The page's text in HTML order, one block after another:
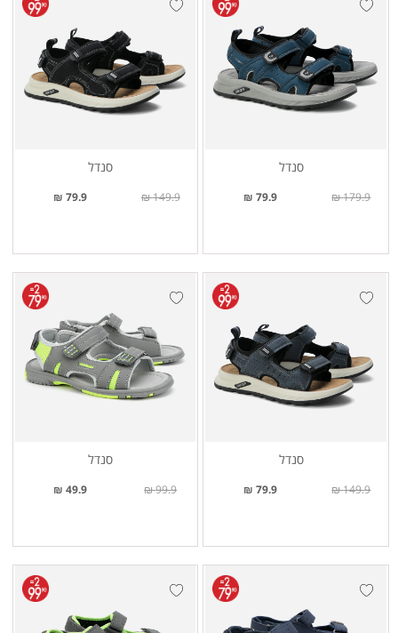
סנדל
79.9 ₪ 179.9 ₪
סנדל
79.9 ₪ 149.9 ₪
סנדל
79.9 ₪ 149.9 ₪
סנדל
49.9 ₪ 99.9 ₪